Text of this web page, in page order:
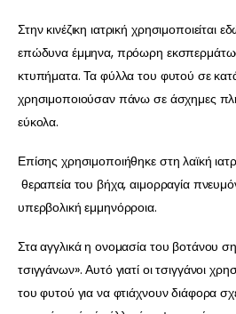
Στην κινέζικη ιατρική χρησιμοποιείται
επώδυνα έμμηνα, πρόωρη
κτυπήματα. Τα φύλλα του φυτού σε
χρησιμοποιούσαν πάνω σε άσχημες
εύκολα.
Επίσης χρησιμοποιήθηκε στη λαϊκή
θεραπεία του βήχα, αιμορραγία
υπερβολική εμμηνόρροια.
Στα αγγλικά η ονομασία του βοτάνου
τσιγγάνων». Αυτό γιατί οι τσιγγάνοι
του φυτού για να φτιάχνουν διάφορα